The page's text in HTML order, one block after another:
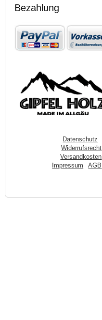
Bezahlung
Datenschutz
Widerrufsrecht
Versandkosten
Impressum
AGB